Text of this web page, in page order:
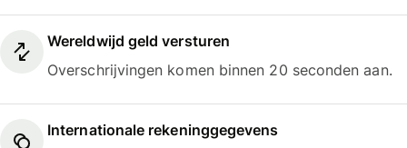
Wereldwijd geld versturen
Overschrijvingen komen binnen 20 seconden aan.
Internationale rekeninggegevens